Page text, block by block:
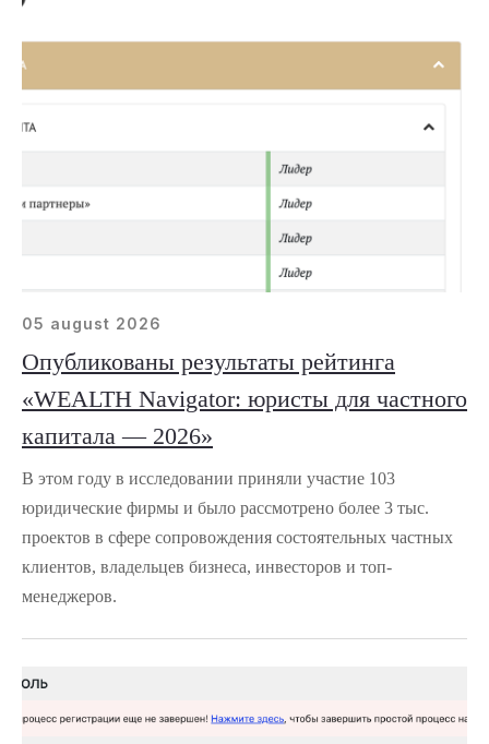
05 august 2026
Опубликованы результаты рейтинга
«WEALTH Navigator: юристы для частного
капитала — 2026»
В этом году в исследовании приняли участие 103
юридические фирмы и было рассмотрено более 3 тыс.
проектов в сфере сопровождения состоятельных частных
клиентов, владельцев бизнеса, инвесторов и топ-
менеджеров.